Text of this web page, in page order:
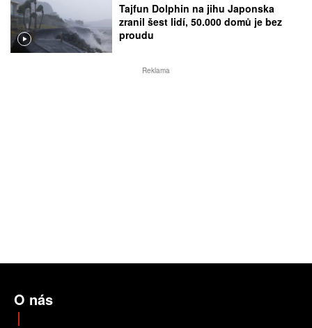
Tajfun Dolphin na jihu Japonska
zranil šest lidí, 50.000 domů je bez
proudu
Reklama
O nás